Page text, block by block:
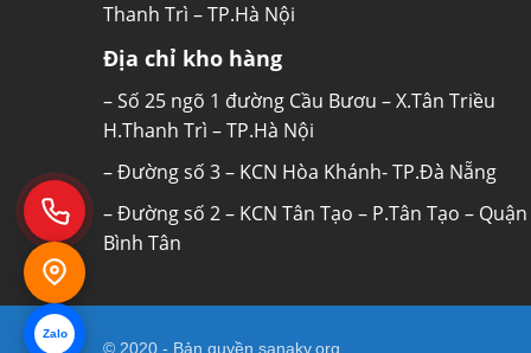
Thanh Trì – TP.Hà Nội
Địa chỉ kho hàng
– Số 25 ngõ 1 đường Cầu Bươu – X.Tân Triều
H.Thanh Trì – TP.Hà Nội
– Đường số 3 – KCN Hòa Khánh- TP.Đà Nẵng
– Đường số 2 – KCN Tân Tạo – P.Tân Tạo – Quận
Bình Tân
© 2020 - Bản quyền sanaky.org
Zalo